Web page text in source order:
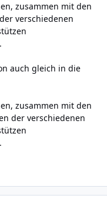
zusammen mit den
verschiedenen
auch gleich in die
zusammen mit den
der verschiedenen